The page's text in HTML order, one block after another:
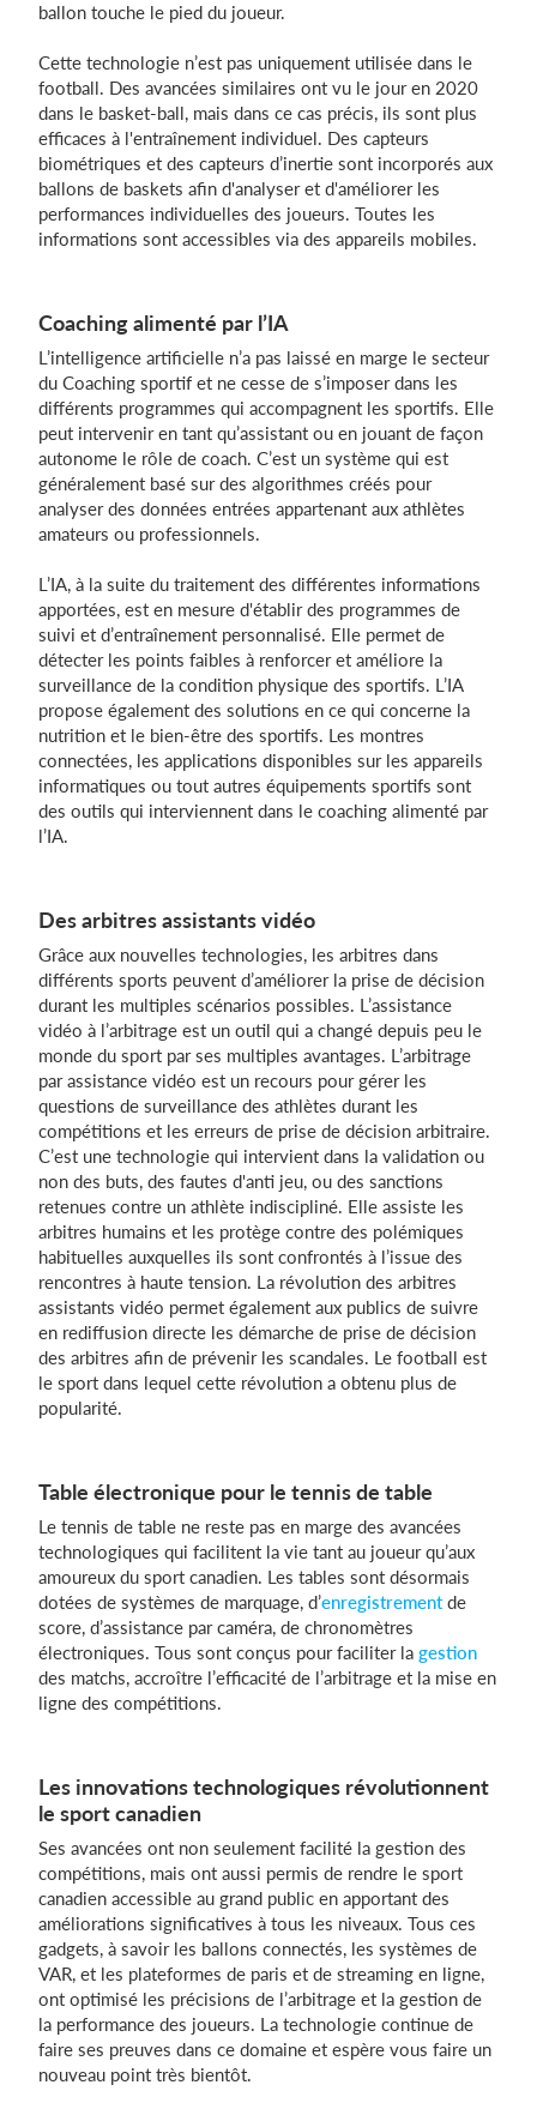
ballon touche le pied du joueur.
Cette technologie n’est pas uniquement utilisée dans le
football. Des avancées similaires ont vu le jour en 2020
dans le basket-ball, mais dans ce cas précis, ils sont plus
efficaces à l'entraînement individuel. Des capteurs
biométriques et des capteurs d’inertie sont incorporés aux
ballons de baskets afin d'analyser et d'améliorer les
performances individuelles des joueurs. Toutes les
informations sont accessibles via des appareils mobiles.
Coaching alimenté par l’IA
L’intelligence artificielle n’a pas laissé en marge le secteur
du Coaching sportif et ne cesse de s’imposer dans les
différents programmes qui accompagnent les sportifs. Elle
peut intervenir en tant qu’assistant ou en jouant de façon
autonome le rôle de coach. C’est un système qui est
généralement basé sur des algorithmes créés pour
analyser des données entrées appartenant aux athlètes
amateurs ou professionnels.
L’IA, à la suite du traitement des différentes informations
apportées, est en mesure d'établir des programmes de
suivi et d’entraînement personnalisé. Elle permet de
détecter les points faibles à renforcer et améliore la
surveillance de la condition physique des sportifs. L’IA
propose également des solutions en ce qui concerne la
nutrition et le bien-être des sportifs. Les montres
connectées, les applications disponibles sur les appareils
informatiques ou tout autres équipements sportifs sont
des outils qui interviennent dans le coaching alimenté par
l’IA.
Des arbitres assistants vidéo
Grâce aux nouvelles technologies, les arbitres dans
différents sports peuvent d’améliorer la prise de décision
durant les multiples scénarios possibles. L’assistance
vidéo à l’arbitrage est un outil qui a changé depuis peu le
monde du sport par ses multiples avantages. L’arbitrage
par assistance vidéo est un recours pour gérer les
questions de surveillance des athlètes durant les
compétitions et les erreurs de prise de décision arbitraire.
C’est une technologie qui intervient dans la validation ou
non des buts, des fautes d'anti jeu, ou des sanctions
retenues contre un athlète indiscipliné. Elle assiste les
arbitres humains et les protège contre des polémiques
habituelles auxquelles ils sont confrontés à l’issue des
rencontres à haute tension. La révolution des arbitres
assistants vidéo permet également aux publics de suivre
en rediffusion directe les démarche de prise de décision
des arbitres afin de prévenir les scandales. Le football est
le sport dans lequel cette révolution a obtenu plus de
popularité.
Table électronique pour le tennis de table
Le tennis de table ne reste pas en marge des avancées
technologiques qui facilitent la vie tant au joueur qu’aux
amoureux du sport canadien. Les tables sont désormais
dotées de systèmes de marquage, d’enregistrementde
score, d’assistance par caméra, de chronomètres
électroniques. Tous sont conçus pour faciliter la gestion
des matchs, accroître l’efficacité de l’arbitrage et la mise en
ligne des compétitions.
Les innovations technologiques révolutionnent
le sport canadien
Ses avancées ont non seulement facilité la gestion des
compétitions, mais ont aussi permis de rendre le sport
canadien accessible au grand public en apportant des
améliorations significatives à tous les niveaux. Tous ces
gadgets, à savoir les ballons connectés, les systèmes de
VAR, et les plateformes de paris et de streaming en ligne,
ont optimisé les précisions de l’arbitrage et la gestion de
la performance des joueurs. La technologie continue de
faire ses preuves dans ce domaine et espère vous faire un
nouveau point très bientôt.